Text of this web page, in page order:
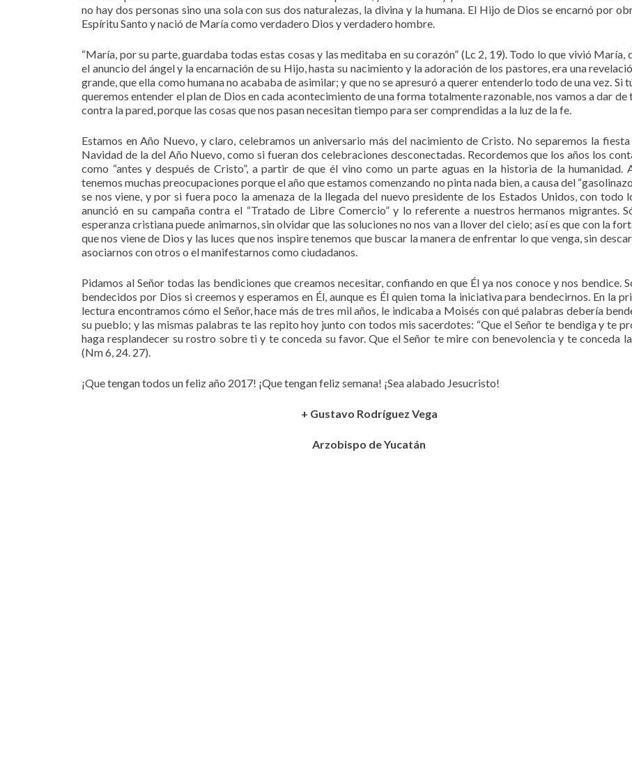
no hay dos personas sino una sola con sus dos naturalezas, la divina y la humana. El Hijo de Dios se encarnó por
Espíritu Santo y nació de María como verdadero Dios y verdadero hombre.
“María, por su parte, guardaba todas estas cosas y las meditaba en su corazón” (Lc 2, 19). Todo lo que vivió María,
el anuncio del ángel y la encarnación de su Hijo, hasta su nacimiento y la adoración de los pastores, era una
grande, que ella como humana no acababa de asimilar; y que no se apresuró a querer entenderlo todo de una vez. Si
queremos entender el plan de Dios en cada acontecimiento de una forma totalmente razonable, nos vamos a dar de
contra la pared, porque las cosas que nos pasan necesitan tiempo para ser comprendidas a la luz de la fe.
Estamos en Año Nuevo, y claro, celebramos un aniversario más del nacimiento de Cristo. No separemos la
Navidad de la del Año Nuevo, como si fueran dos celebraciones desconectadas. Recordemos que los años los
como “antes y después de Cristo”, a partir de que él vino como un parte aguas en la historia de la humanidad.
tenemos muchas preocupaciones porque el año que estamos comenzando no pinta nada bien, a causa del
se nos viene, y por si fuera poco la amenaza de la llegada del nuevo presidente de los Estados Unidos, con todo
anunció en su campaña contra el “Tratado de Libre Comercio” y lo referente a nuestros hermanos migrantes.
esperanza cristiana puede animarnos, sin olvidar que las soluciones no nos van a llover del cielo; así es que con la
que nos viene de Dios y las luces que nos inspire tenemos que buscar la manera de enfrentar lo que venga, sin
asociarnos con otros o el manifestarnos como ciudadanos.
Pidamos al Señor todas las bendiciones que creamos necesitar, confiando en que Él ya nos conoce y nos bendice.
bendecidos por Dios si creemos y esperamos en Él, aunque es Él quien toma la iniciativa para bendecirnos. En la
lectura encontramos cómo el Señor, hace más de tres mil años, le indicaba a Moisés con qué palabras debería
su pueblo; y las mismas palabras te las repito hoy junto con todos mis sacerdotes: “Que el Señor te bendiga y te
haga resplandecer su rostro sobre ti y te conceda su favor. Que el Señor te mire con benevolencia y te conceda
(Nm 6, 24. 27).
¡Que tengan todos un feliz año 2017! ¡Que tengan feliz semana! ¡Sea alabado Jesucristo!
+ Gustavo Rodríguez Vega
Arzobispo de Yucatán